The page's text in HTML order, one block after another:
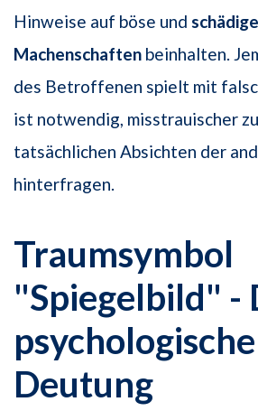
Hinweise auf böse und
Machenschaften beinhalten.
des Betroffenen spielt mit
ist notwendig, misstrauischer
tatsächlichen Absichten der
hinterfragen.
Traumsymbol
"Spiegelbild" -
psychologische
Deutung